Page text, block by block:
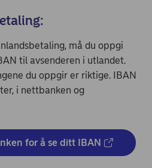
må du oppgi
til avsenderen i utlandet.
du oppgir er riktige. IBAN
i nettbanken og
for å se ditt IBAN